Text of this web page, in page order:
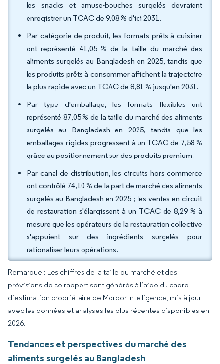
les snacks et amuse-bouches surgelés devraient
enregistrer un TCAC de 9,08 % d'ici 2031.
Par catégorie de produit, les formats prêts à cuisiner
ont représenté 41,05 % de la taille du marché des
aliments surgelés au Bangladesh en 2025, tandis que
les produits prêts à consommer affichent la trajectoire
la plus rapide avec un TCAC de 8,81 % jusqu'en 2031.
Par type d'emballage, les formats flexibles ont
représenté 87,05 % de la taille du marché des aliments
surgelés au Bangladesh en 2025, tandis que les
emballages rigides progressent à un TCAC de 7,58 %
grâce au positionnement sur des produits premium.
Par canal de distribution, les circuits hors commerce
ont contrôlé 74,10 % de la part de marché des aliments
surgelés au Bangladesh en 2025 ; les ventes en circuit
de restauration s'élargissent à un TCAC de 8,29 % à
mesure que les opérateurs de la restauration collective
s'appuient sur des ingrédients surgelés pour
rationaliser leurs opérations.
Remarque : Les chiffres de la taille du marché et des
prévisions de ce rapport sont générés à l’aide du cadre
d’estimation propriétaire de Mordor Intelligence, mis à jour
avec les données et analyses les plus récentes disponibles en
2026.
Tendances et perspectives du marché des
aliments surgelés au Bangladesh